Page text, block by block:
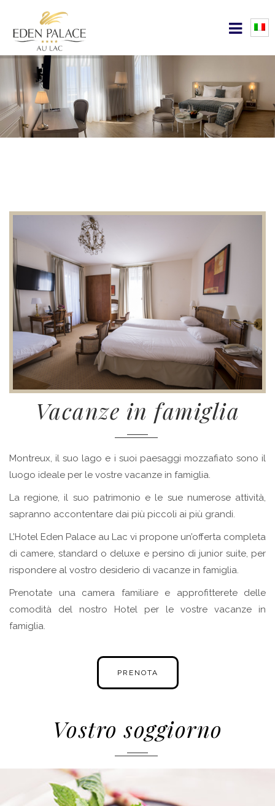
Vacanze in famiglia
Montreux, il suo lago e i suoi paesaggi mozzafiato sono il
luogo ideale per le vostre vacanze in famiglia.
La regione, il suo patrimonio e le sue numerose attività,
sapranno accontentare dai più piccoli ai più grandi.
L’Hotel Eden Palace au Lac vi propone un’offerta completa
di camere, standard o deluxe e persino di junior suite, per
rispondere al vostro desiderio di vacanze in famiglia.
Prenotate una camera familiare e approfitterete delle
comodità del nostro Hotel per le vostre vacanze in
famiglia.
PRENOTA
Vostro soggiorno